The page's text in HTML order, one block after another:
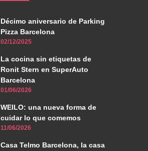
Décimo aniversario de Parking
Pizza Barcelona
02/12/2025
La cocina sin etiquetas de
Ronit Stern en SuperAuto
Barcelona
01/06/2026
WEILO: una nueva forma de
cuidar lo que comemos
11/06/2026
Casa Telmo Barcelona, la casa